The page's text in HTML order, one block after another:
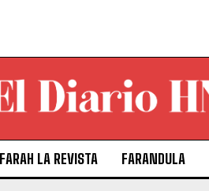
FARAH LA REVISTA FARANDULA